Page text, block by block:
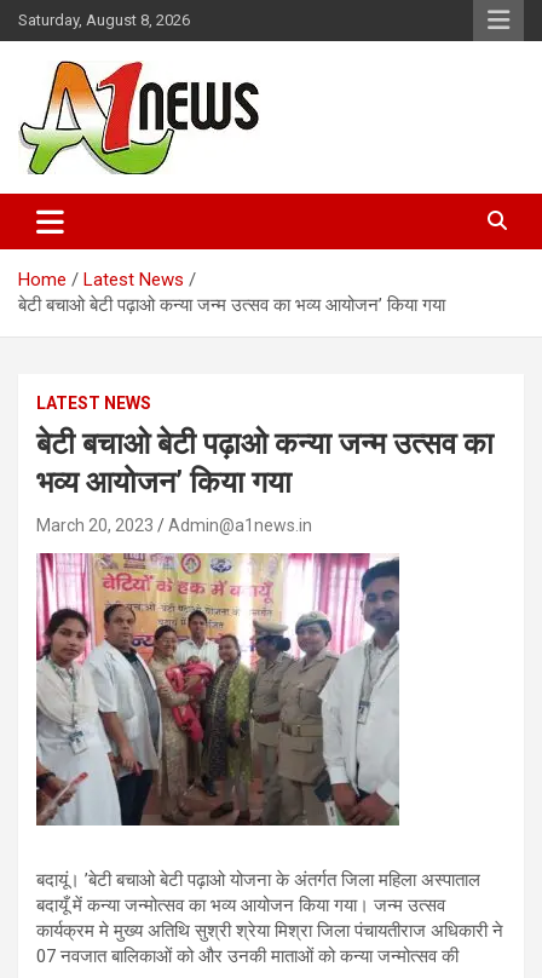
Skip
to
content
Saturday, August 8, 2026
A1news.in
Home
Latest News
बेटी बचाओ बेटी पढ़ाओ कन्या जन्म उत्सव का भव्य आयोजन’ किया गया
LATEST NEWS
बेटी बचाओ बेटी पढ़ाओ कन्या जन्म उत्सव का
भव्य आयोजन’ किया गया
March 20, 2023 Admin@a1news.in
बदायूं। ’बेटी बचाओ बेटी पढ़ाओ योजना के अंतर्गत जिला महिला अस्पाताल
बदायूँ में कन्या जन्मोत्सव का भव्य आयोजन किया गया। जन्म उत्सव
कार्यक्रम मे मुख्य अतिथि सुश्री श्रेया मिश्रा जिला पंचायतीराज अधिकारी ने
07 नवजात बालिकाओं को और उनकी माताओं को कन्या जन्मोत्सव की